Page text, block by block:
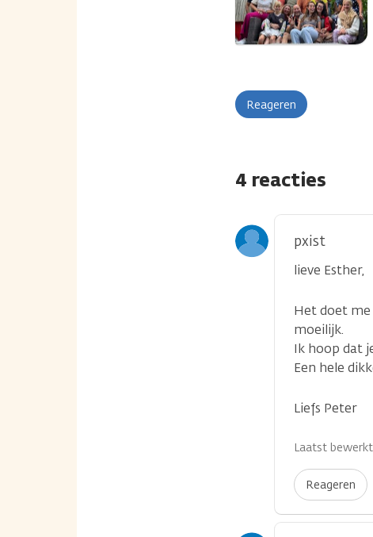
Reageren
4 reacties
pxist
lieve Esther,
Het doet me
moeilijk.
Ik hoop dat
Een hele
Liefs Peter
Laatst
Reageren